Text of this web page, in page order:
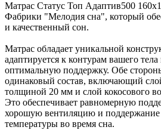
Матрас Статус Топ Адаптив500
Фабрики "Мелодия сна", который
и качественный сон.
Матрас обладает уникальной
адаптируется к контурам вашего
оптимальную поддержку. Обе
одинаковый состав, включающий
толщиной 20 мм и слой кокосового
Это обеспечивает равномерную
хорошую вентиляцию и поддержание
температуры во время сна.